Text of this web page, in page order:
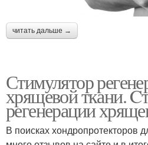
читать дальше →
Стимулятор
хрящевой ткани.
регенерации
В поисках хондропротекторов